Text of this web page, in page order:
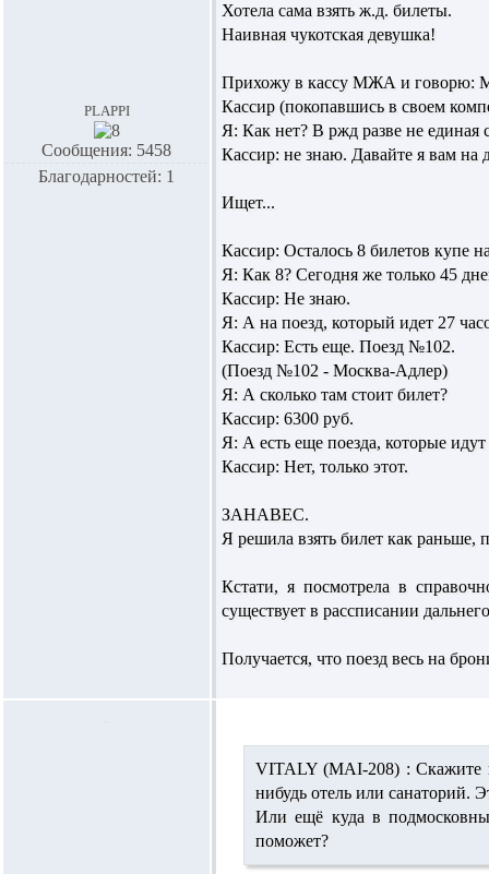
plappi
Сообщения: 5458
Благодарностей: 1
Хотела сама взять ж.д. билеты.
Наивная чукотская девушка!
Прихожу в кассу МЖА и говорю:
Кассир (покопавшись в своем
Я: Как нет? В ржд разве не единая
Кассир: не знаю. Давайте я вам на
Ищет...
Кассир: Осталось 8 билетов купе
Я: Как 8? Сегодня же только 45
Кассир: Не знаю.
Я: А на поезд, который идет 27
Кассир: Есть еще. Поезд №102.
(Поезд №102 - Москва-Адлер)
Я: А сколько там стоит билет?
Кассир: 6300 руб.
Я: А есть еще поезда, которые идут
Кассир: Нет, только этот.
ЗАНАВЕС.
Я решила взять билет как
Кстати, я посмотрела в
существует в рассписании
Получается, что поезд весь на
VITALY (MAI-208) : Скажите
нибудь отель или санаторий.
Или ещё куда в
поможет?